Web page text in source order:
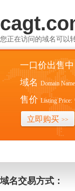
您正在访问的域名可以
一口价出售
域名 Domain
售价 Listing Price:
立即购买 >>
域名交易方式：